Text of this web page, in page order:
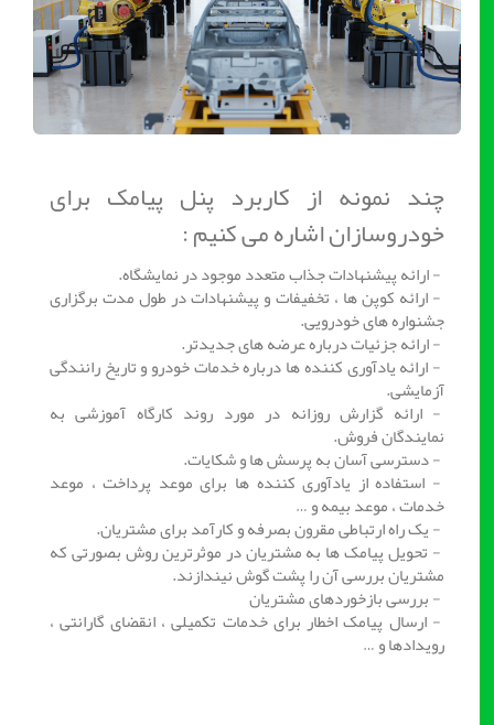
چند نمونه از کاربرد پنل پیامک برای
خودروسازان اشاره می کنیم :
- ارائه پیشنهادات جذاب متعدد موجود در نمایشگاه.
- ارائه کوپن ها ، تخفیفات و پیشنهادات در طول مدت برگزاری
جشنواره های خودرویی.
- ارائه جزئیات درباره عرضه های جدیدتر.
- ارائه یادآوری کننده ها درباره خدمات خودرو و تاریخ رانندگی
آزمایشی.
- ارائه گزارش روزانه در مورد روند کارگاه آموزشی به
نمایندگان فروش.
- دسترسی آسان به پرسش ها و شکایات.
- استفاده از یادآوری کننده ها برای موعد پرداخت ، موعد
خدمات ، موعد بیمه و …
- یک راه ارتباطی مقرون بصرفه و کارآمد برای مشتریان.
- تحویل پیامک ها به مشتریان در موثرترین روش بصورتی که
مشتریان بررسی آن را پشت گوش نیندازند.
- بررسی بازخوردهای مشتریان
- ارسال پیامک اخطار برای خدمات تکمیلی ، انقضای گارانتی ،
رویدادها و …